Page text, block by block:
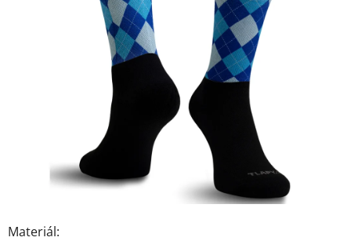
Materiál: